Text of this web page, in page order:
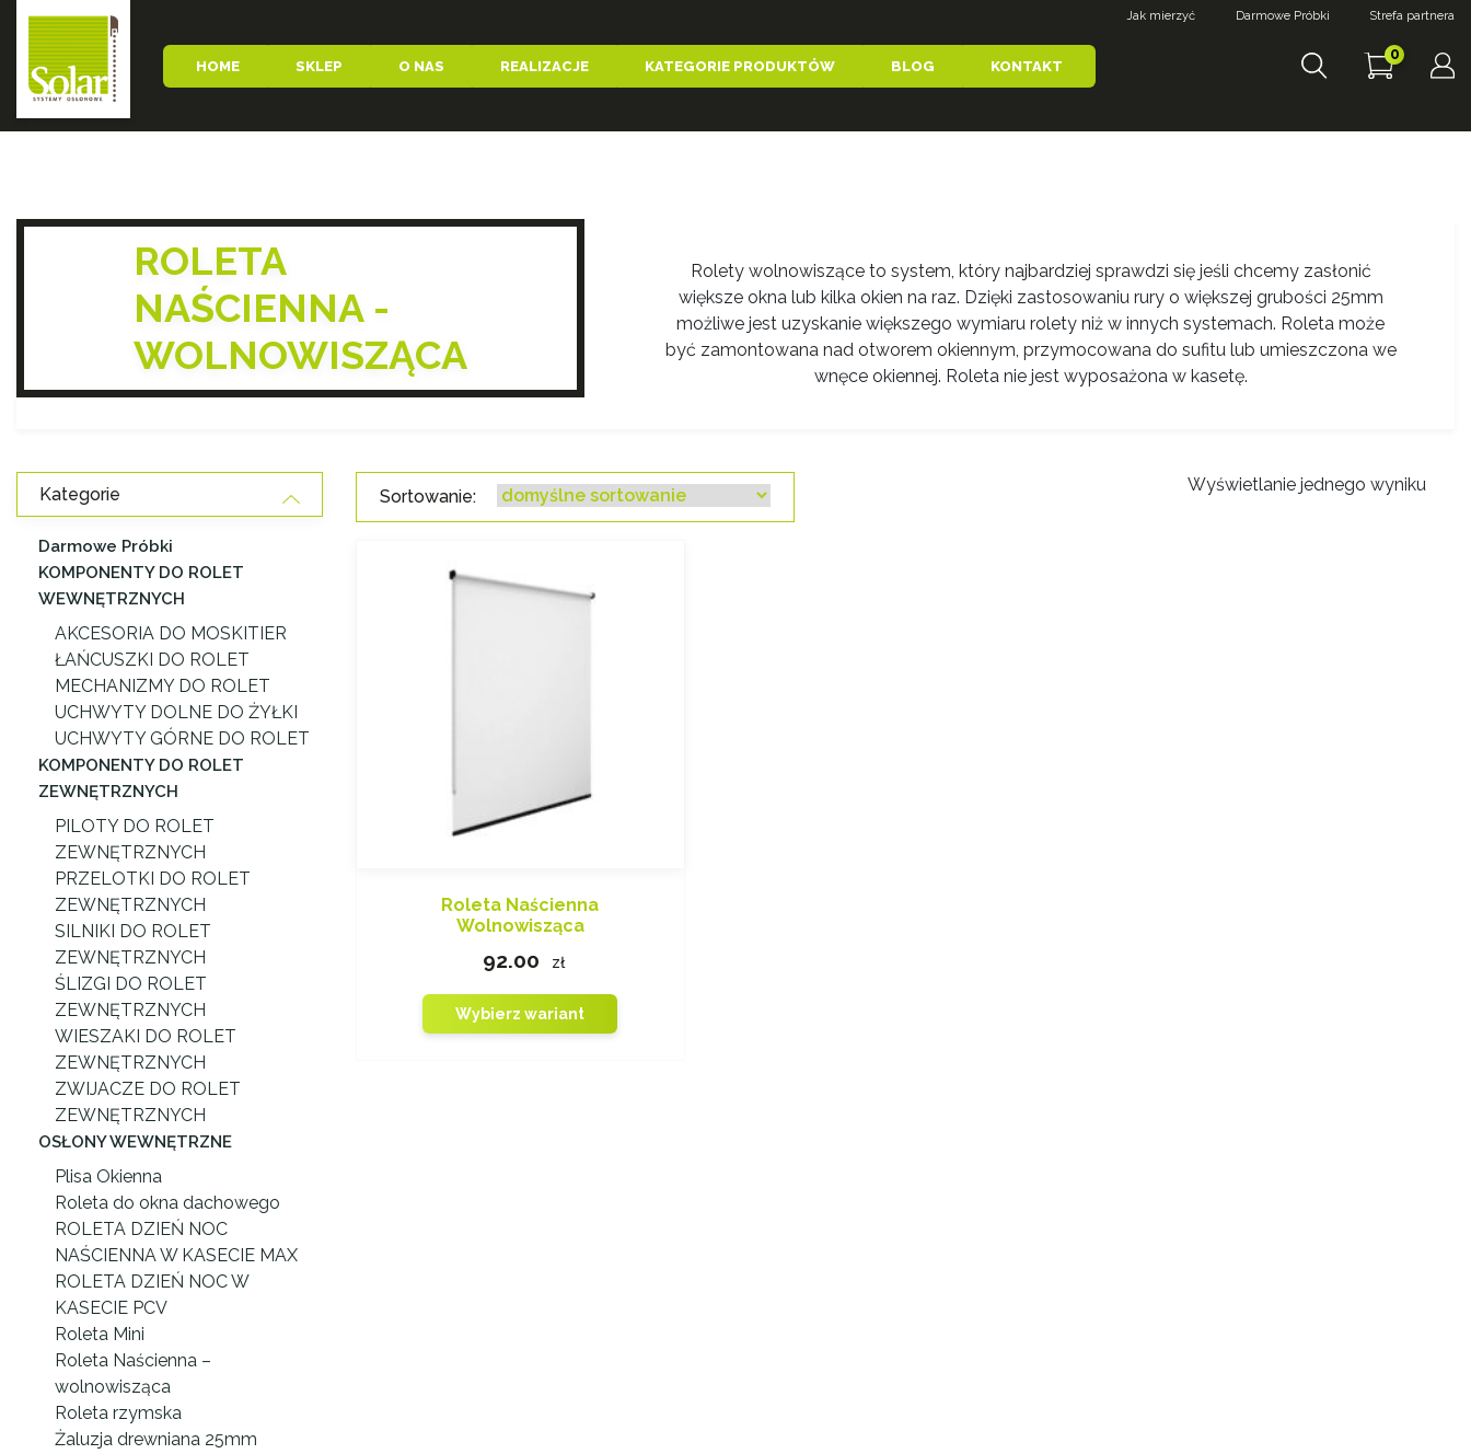
HOME SKLEP O NAS REALIZACJE KATEGORIE PRODUKTÓW BLOG KONTAKT
Jak mierzyć Darmowe Próbki Strefa partnera
0
ROLETA
NAŚCIENNA -
WOLNOWISZĄCA
Rolety wolnowiszące to system, który najbardziej sprawdzi się jeśli chcemy zasłonić
większe okna lub kilka okien na raz. Dzięki zastosowaniu rury o większej grubości 25mm
możliwe jest uzyskanie większego wymiaru rolety niż w innych systemach. Roleta może
być zamontowana nad otworem okiennym, przymocowana do sufitu lub umieszczona we
wnęce okiennej. Roleta nie jest wyposażona w kasetę.
Kategorie
Darmowe Próbki
KOMPONENTY DO ROLET
WEWNĘTRZNYCH
AKCESORIA DO MOSKITIER
ŁAŃCUSZKI DO ROLET
MECHANIZMY DO ROLET
UCHWYTY DOLNE DO ŻYŁKI
UCHWYTY GÓRNE DO ROLET
KOMPONENTY DO ROLET
ZEWNĘTRZNYCH
PILOTY DO ROLET
ZEWNĘTRZNYCH
PRZELOTKI DO ROLET
ZEWNĘTRZNYCH
SILNIKI DO ROLET
ZEWNĘTRZNYCH
ŚLIZGI DO ROLET
ZEWNĘTRZNYCH
WIESZAKI DO ROLET
ZEWNĘTRZNYCH
ZWIJACZE DO ROLET
ZEWNĘTRZNYCH
OSŁONY WEWNĘTRZNE
Plisa Okienna
Roleta do okna dachowego
ROLETA DZIEŃ NOC
NAŚCIENNA W KASECIE MAX
ROLETA DZIEŃ NOC W
KASECIE PCV
Roleta Mini
Roleta Naścienna –
wolnowisząca
Roleta rzymska
Żaluzja drewniana 25mm
Wyświetlanie jednego wyniku
Sortowanie:
Roleta Naścienna
Wolnowisząca
92.00 zł
Wybierz wariant